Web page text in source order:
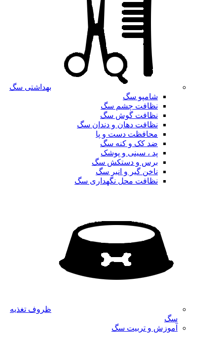
بهداشتی سگ
شامپو سگ
نظافت چشم سگ
نظافت گوش سگ
نظافت دهان و دندان سگ
محافظت دست و پا
ضد کک و کنه سگ
پد ، سینی و پوشک
برس و دستکش سگ
ناخن گیر و انبر سگ
نظافت محل نگهداری سگ
ظروف تغذیه
سگ
آموزش و تربیت سگ